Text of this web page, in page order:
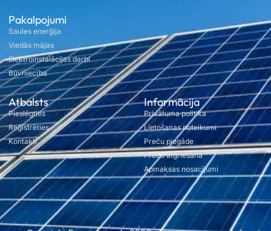
Pakalpojumi
Saules enerģija
Viedās mājas
Elektroinstalācijas darbi
Būvniecība
Atbalsts
Pieslēgties
Reģistrēties
Kontakti
Informācija
Privātuma politika
Lietošanas noteikumi
Preču piegāde
Preču atgriešana
Apmaksas nosacījumi